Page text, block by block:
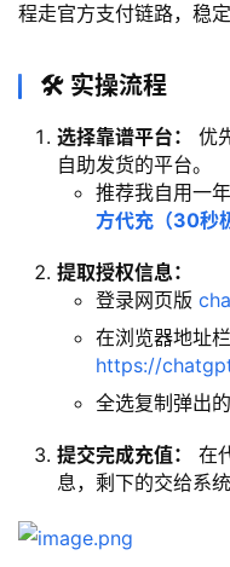
程走官方支付链路，稳
🛠️ 实操流程
选择靠谱平台：
优
自助发货的平台。
推荐我自用一
方代充（30秒
提取授权信息：
登录网页版
在浏览器地址栏
https://
全选复制弹出
提交完成充值：
在
息，剩下的交给系